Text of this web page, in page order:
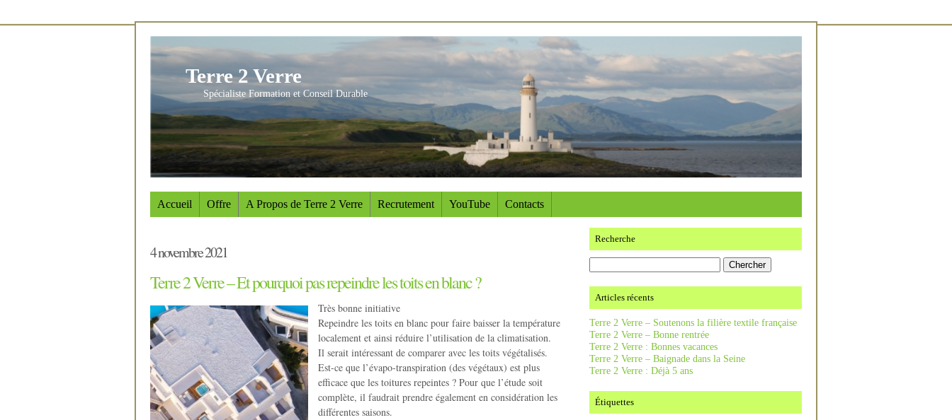
Terre 2 Verre
Spécialiste Formation et Conseil Durable
Accueil Offre A Propos de Terre 2 Verre Recrutement YouTube Contacts
4 novembre 2021
Terre 2 Verre – Et pourquoi pas repeindre les toits en blanc ?
Très bonne initiative
Repeindre les toits en blanc pour faire baisser la température
localement et ainsi réduire l’utilisation de la climatisation.
Il serait intéressant de comparer avec les toits végétalisés.
Est-ce que l’évapo-transpiration (des végétaux) est plus
efficace que les toitures repeintes ? Pour que l’étude soit
complète, il faudrait prendre également en considération les
différentes saisons.
Recherche
Articles récents
Terre 2 Verre – Soutenons la filière textile française
Terre 2 Verre – Bonne rentrée
Terre 2 Verre : Bonnes vacances
Terre 2 Verre – Baignade dans la Seine
Terre 2 Verre : Déjà 5 ans
Étiquettes